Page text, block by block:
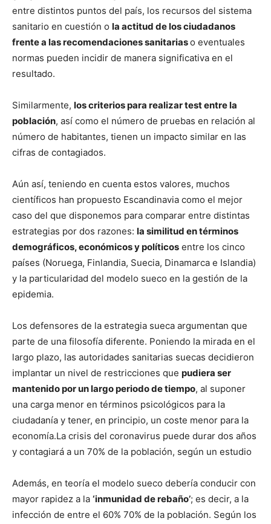
entre distintos puntos del país, los recursos del sistema
sanitario en cuestión o la actitud de los ciudadanos
frente a las recomendaciones sanitariaso eventuales
normas pueden incidir de manera significativa en el
resultado.
Similarmente, los criterios para realizar test entre la
población, así como el número de pruebas en relación al
número de habitantes, tienen un impacto similar en las
cifras de contagiados.
Aún así, teniendo en cuenta estos valores, muchos
científicos han propuesto Escandinavia como el mejor
caso del que disponemos para comparar entre distintas
estrategias por dos razones: la similitud en términos
demográficos, económicos y políticos entre los cinco
países (Noruega, Finlandia, Suecia, Dinamarca e Islandia)
y la particularidad del modelo sueco en la gestión de la
epidemia.
Los defensores de la estrategia sueca argumentan que
parte de una filosofía diferente. Poniendo la mirada en el
largo plazo, las autoridades sanitarias suecas decidieron
implantar un nivel de restricciones que pudiera ser
mantenido por un largo periodo de tiempo, al suponer
una carga menor en términos psicológicos para la
ciudadanía y tener, en principio, un coste menor para la
economía.La crisis del coronavirus puede durar dos años
y contagiará a un 70% de la población, según un estudio
Además, en teoría el modelo sueco debería conducir con
mayor rapidez a la ‘inmunidad de rebaño’; es decir, a la
infección de entre el 60% 70% de la población. Según los